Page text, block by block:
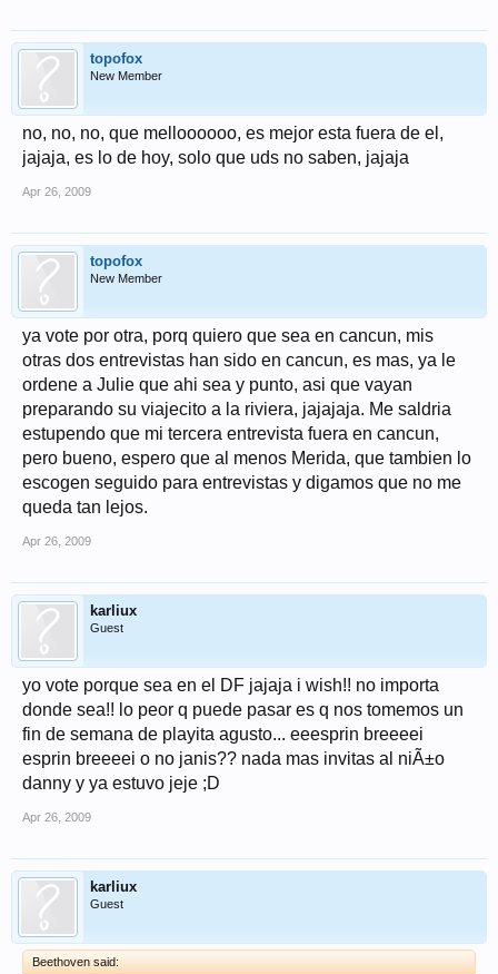
topofox
New Member
no, no, no, que melloooooo, es mejor esta fuera de el,
jajaja, es lo de hoy, solo que uds no saben, jajaja
Apr 26, 2009
topofox
New Member
ya vote por otra, porq quiero que sea en cancun, mis
otras dos entrevistas han sido en cancun, es mas, ya le
ordene a Julie que ahi sea y punto, asi que vayan
preparando su viajecito a la riviera, jajajaja. Me saldria
estupendo que mi tercera entrevista fuera en cancun,
pero bueno, espero que al menos Merida, que tambien lo
escogen seguido para entrevistas y digamos que no me
queda tan lejos.
Apr 26, 2009
karliux
Guest
yo vote porque sea en el DF jajaja i wish!! no importa
donde sea!! lo peor q puede pasar es q nos tomemos un
fin de semana de playita agusto... eeesprin breeeei
esprin breeeei o no janis?? nada mas invitas al niÃ±o
danny y ya estuvo jeje ;D
Apr 26, 2009
karliux
Guest
Beethoven said: